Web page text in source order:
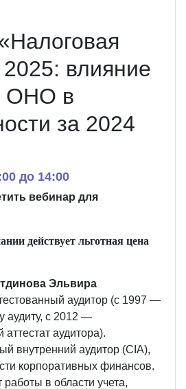
влияние
ОНО в
за 2024
до 14:00
вебинар для
действует льготная цена
Эльвира
аудитор (c 1997 —
аудиту, c 2012 —
аудитора).
внутренний аудитор (CIA),
корпоративных финансов.
в области учета,